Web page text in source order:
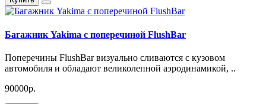
Багажник Yakima с поперечиной FlushBar
Поперечины FlushBar визуально сливаются с кузовом
автомобиля и обладают великолепной аэродинамикой, ..
90000р.